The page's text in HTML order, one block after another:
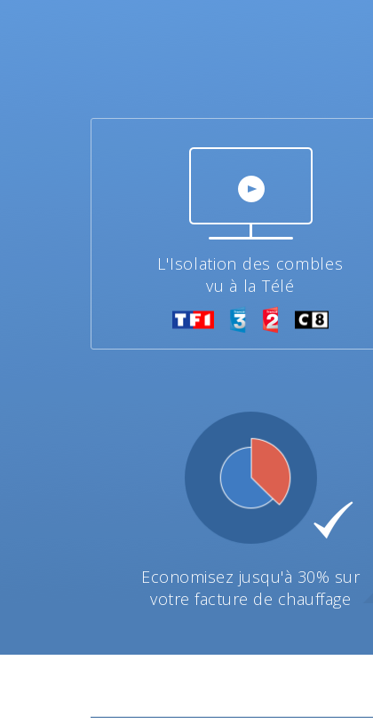
L'Isolation des combles
vu à la Télé
Economisez jusqu'à 30% sur
votre facture de chauffage